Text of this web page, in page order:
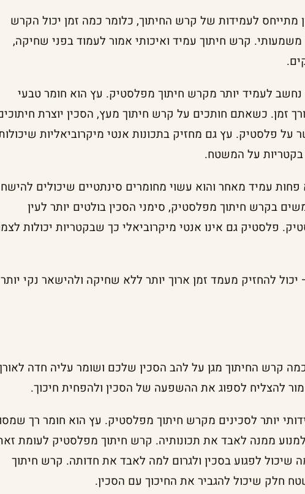
מתייחס לעמידות של קרש החיתוך, כלומר כמה זמן יכול הקרש
קרש חיתוך עמיד ואיכותי אמור לעמוד בפני שחיקה,
לעמיד יותר מקרש חיתוך מפלסטיק. עץ הוא חומר טבעי
זמן. כשאתם חותכים על קרש חיתוך מעץ, הסכין יוצרת
על פלסטיק. עץ גם מחזיק בתכונות אנטי מיקרוביאליות
על המשטח.
עמיד מאחר והוא עשוי מחומרים סינתטיים שיכולים
בקרש חיתוך מפלסטיק, סימני הסכין בולטים יותר לעין
פלסטיק גם אינו אנטי מיקרוביאלי כך שבקטריות יכולות
להחזיק מעמד זמן ארוך יותר ללא שחיקה ולהישאר נקי יותר
קרש החיתוך מגן על להב הסכין שלכם ושומר עליה חדה
להצליח לספוג את ההשפעה של הסכין ולהפחית חיכוך.
יותר לסכינים מקרש חיתוך מפלסטיק. עץ הוא חומר רך
ממנה לאבד את תכונותיה. קרש חיתוך מפלסטיק לעומת
שיכול לפגוע בסכין ולגרום למה לאבד את חדותה. קרש חיתוך
חלק שיכול להגביר את החיכוך עם הסכין.